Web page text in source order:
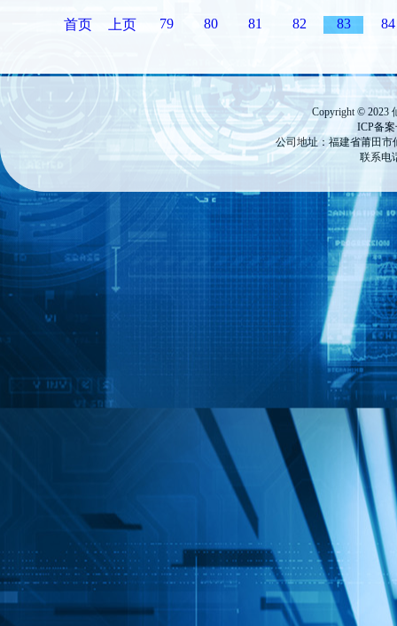
首页 上页 79 80 81 82 83 84
Copyright © 2023
ICP备
公司地址：福建省莆田市
联系电